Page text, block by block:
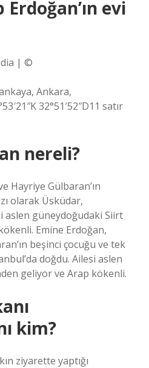
evi
| ©
Ankara,
32°51′52″D11 satır
nereli?
Hayriye Gülbaran’ın
olarak Üsküdar,
aslen güneydoğudaki Siirt
Emine Erdoğan,
beşinci çocuğu ve tek
doğdu. Ailesi aslen
geliyor ve Arap kökenli.
kim?
ziyarette yaptığı